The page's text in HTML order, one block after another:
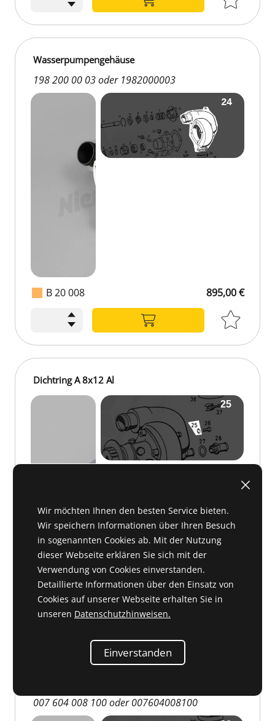
B 20 008
Wasserpumpengehäuse
198 200 00 03 oder 1982000003
895,00 €
C 20 061b
Dichtring A 8x12 Al
0,40 €
007 604 008 100 oder 007604008100
Wir möchten Ihnen den besten Service bieten.
Wir speichern Informationen über Ihren Besuch
in sogenannten Cookies ab. Mit der Nutzung
dieser Webseite erklären Sie sich mit der
Verwendung von Cookies einverstanden.
Detaillierte Informationen über den Einsatz von
Cookies auf unserer Webseite erhalten Sie in
unseren Datenschutzhinweisen.
Einverstanden